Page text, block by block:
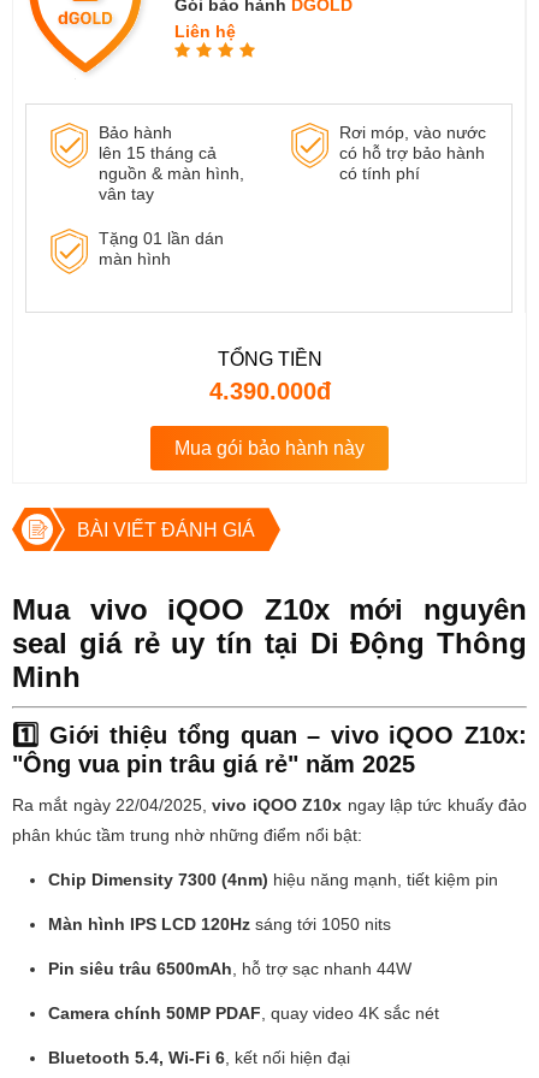
Gói bảo hành DGOLD
Liên hệ
Bảo hành
lên 15 tháng cả
nguồn & màn hình,
vân tay
Rơi móp, vào nước
có hỗ trợ bảo hành
có tính phí
Tặng 01 lần dán
màn hình
TỔNG TIỀN
4.390.000đ
Mua gói bảo hành này
BÀI VIẾT ĐÁNH GIÁ
Mua vivo iQOO Z10x mới nguyên
seal giá rẻ uy tín tại Di Động Thông
Minh
1️⃣ Giới thiệu tổng quan – vivo iQOO Z10x:
"Ông vua pin trâu giá rẻ" năm 2025
Ra mắt ngày 22/04/2025,vivo iQOO Z10x ngay lập tức khuấy đảo
phân khúc tầm trung nhờ những điểm nổi bật:
Chip Dimensity 7300 (4nm) hiệu năng mạnh, tiết kiệm pin
Màn hình IPS LCD 120Hz sáng tới 1050 nits
Pin siêu trâu 6500mAh, hỗ trợ sạc nhanh 44W
Camera chính 50MP PDAF, quay video 4K sắc nét
Bluetooth 5.4, Wi-Fi 6, kết nối hiện đại